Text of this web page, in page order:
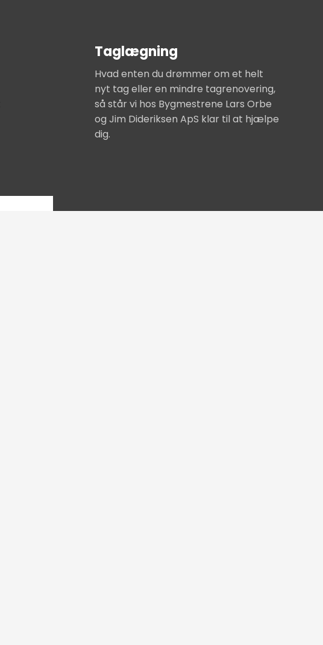
Taglægning
Hvad enten du drømmer om et helt
nyt tag eller en mindre tagrenovering,
så står vi hos Bygmestrene Lars Orbe
og Jim Dideriksen ApS klar til at hjælpe
dig.